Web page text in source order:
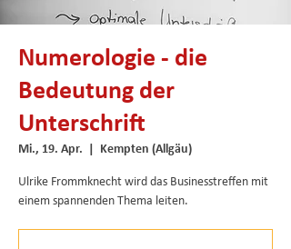
Numerologie - die
Bedeutung der
Unterschrift
Mi., 19. Apr. Kempten (Allgäu)
Ulrike Frommknecht wird das Businesstreffen mit
einem spannenden Thema leiten.